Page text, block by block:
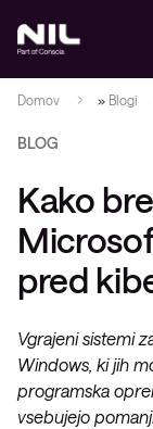
Domov » Blogi
BLOG
Kako
pred
Vgrajeni sistemi
Windows, ki jih
programska
vsebujejo